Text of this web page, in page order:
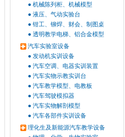
● 机械陈列柜、机械模型
● 液压、气动实验台
● 钳工、铆焊、财会、制图桌
● 透明教学电梯、铝合金模型
汽车实验室设备
● 发动机实训设备
● 汽车空调、电器实训装置
● 汽车实物示教实训台
● 汽车教学模型、电教板
● 汽车驾驶模拟器
● 汽车实物解剖模型
● 汽车各部件实训设备
理化生及新能源汽车教学设备